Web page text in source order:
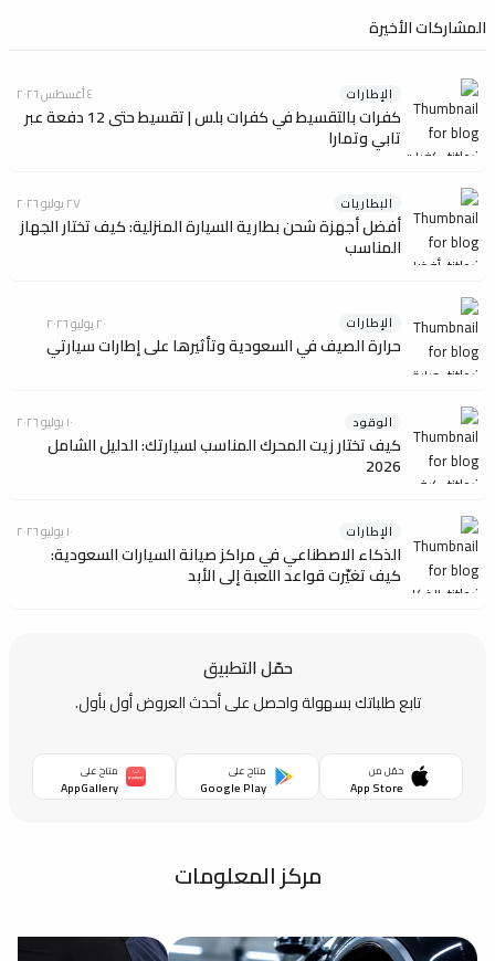
المشاركات الأخيرة
الإطارات ٤ أغسطس ٢٠٢٦
كفرات بالتقسيط في كفرات بلس | تقسيط حتى 12 دفعة عبر
تابي وتمارا
البطاريات ٢٧ يوليو ٢٠٢٦
أفضل أجهزة شحن بطارية السيارة المنزلية: كيف تختار الجهاز
المناسب
الإطارات ٢٠ يوليو ٢٠٢٦
حرارة الصيف في السعودية وتأثيرها على إطارات سيارتي
الوقود ١٠ يوليو ٢٠٢٦
كيف تختار زيت المحرك المناسب لسيارتك: الدليل الشامل
2026
الإطارات ١٠ يوليو ٢٠٢٦
الذكاء الاصطناعي في مراكز صيانة السيارات السعودية:
كيف تغيّرت قواعد اللعبة إلى الأبد
حمّل التطبيق
تابع طلباتك بسهولة واحصل على أحدث العروض أول بأول.
حمّل من
App Store
متاح على
Google Play
متاح على
AppGallery
مركز المعلومات